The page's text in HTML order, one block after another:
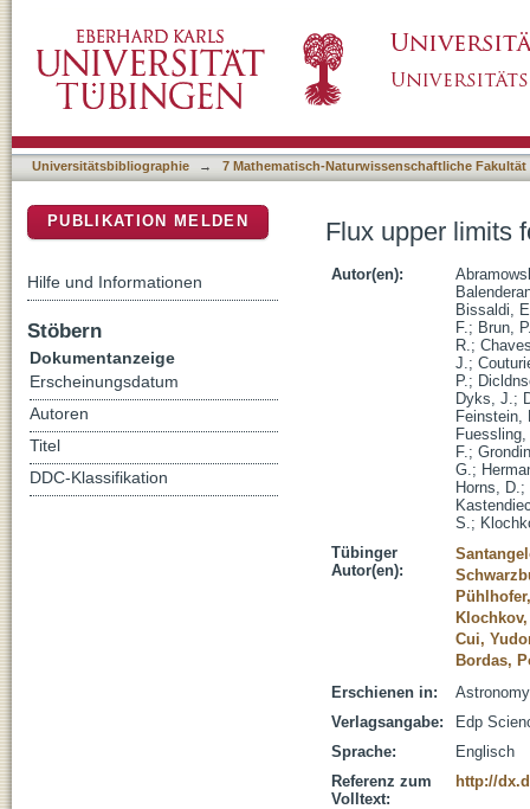
Universitätsbibliographie → 7 Mathematisch-Naturwissenschaftliche Fakultät
Flux upper limits
Autor(en):
Bissaldi,
F.; Brun,
R.;
J.;
P.;
Dyks, J.;
Feinstein,
F.;
G.;
Horns, D.;
S.;
Tübinger
Autor(en):
Cui,
Bordas,
Erschienen in:
Verlagsangabe:
Edp
Sprache:
Englisch
Referenz zum
Volltext:
http://
PUBLIKATION MELDEN
Hilfe und Informationen
Stöbern
Dokumentanzeige
Erscheinungsdatum
Autoren
Titel
DDC-Klassifikation